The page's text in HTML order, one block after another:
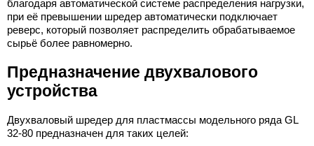
благодаря автоматической системе распределения нагрузки,
при её превышении шредер автоматически подключает
реверс, который позволяет распределить обрабатываемое
сырьё более равномерно.
Предназначение двухвалового
устройства
Двухваловый шредер для пластмассы модельного ряда GL
32-80 предназначен для таких целей: